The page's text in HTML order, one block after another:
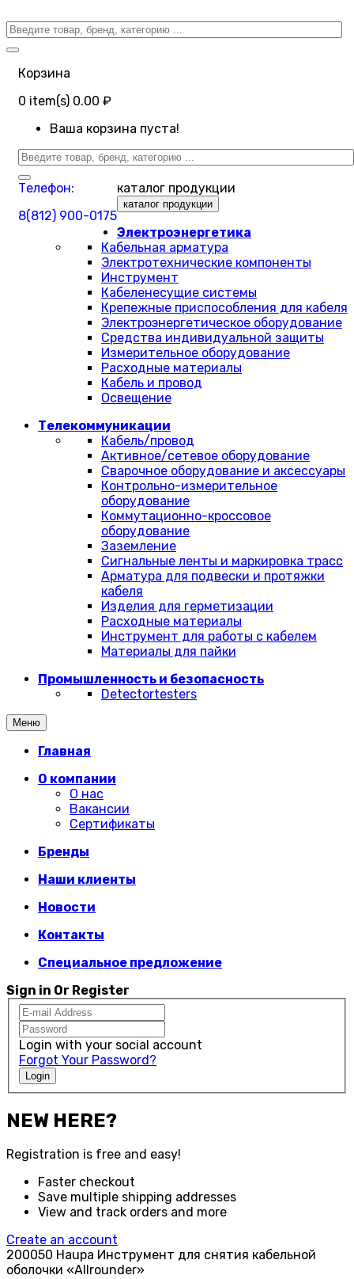
Корзина
0 item(s) 0.00 ₽
Ваша корзина пуста!
Телефон:
8(812) 900-0175
каталог продукции
каталог продукции
Электроэнергетика
Кабельная арматура
Электротехнические компоненты
Инструмент
Кабеленесущие системы
Крепежные приспособления для кабеля
Электроэнергетическое оборудование
Средства индивидуальной защиты
Измерительное оборудование
Расходные материалы
Кабель и провод
Освещение
Телекоммуникации
Кабель/провод
Активное/сетевое оборудование
Сварочное оборудование и аксессуары
Контрольно-измерительное
оборудование
Коммутационно-кроссовое
оборудование
Заземление
Сигнальные ленты и маркировка трасс
Арматура для подвески и протяжки
кабеля
Изделия для герметизации
Расходные материалы
Инструмент для работы с кабелем
Материалы для пайки
Промышленность и безопасность
Detectortesters
Меню
Главная
О компании
О нас
Вакансии
Сертификаты
Бренды
Наши клиенты
Новости
Контакты
Специальное предложение
Sign in Or Register
Login with your social account
Forgot Your Password?
Login
NEW HERE?
Registration is free and easy!
Faster checkout
Save multiple shipping addresses
View and track orders and more
Create an account
200050 Haupa Инструмент для снятия кабельной
оболочки «Allrounder»